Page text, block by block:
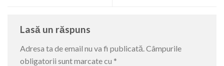
Lasă un răspuns
Adresa ta de email nu va fi publicată. Câmpurile
obligatorii sunt marcate cu *